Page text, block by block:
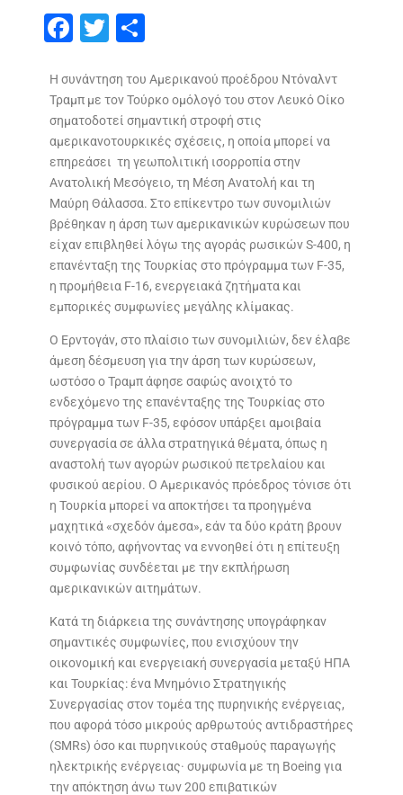
F
e
b
o
o
k
T
itt
er
S
ar
e
Η συνάντηση του Αμερικανού προέδρου Ντόναλντ
Τραμπ με τον Τούρκο ομόλογό του στον Λευκό Οίκο
σηματοδοτεί σημαντική στροφή στις
αμερικανοτουρκικές σχέσεις, η οποία μπορεί να
επηρεάσει τη γεωπολιτική ισορροπία στην
Ανατολική Μεσόγειο, τη Μέση Ανατολή και τη
Μαύρη Θάλασσα. Στο επίκεντρο των συνομιλιών
βρέθηκαν η άρση των αμερικανικών κυρώσεων που
είχαν επιβληθεί λόγω της αγοράς ρωσικών S-400, η
επανένταξη της Τουρκίας στο πρόγραμμα των F-35,
η προμήθεια F-16, ενεργειακά ζητήματα και
εμπορικές συμφωνίες μεγάλης κλίμακας.
Ο Ερντογάν, στο πλαίσιο των συνομιλιών, δεν έλαβε
άμεση δέσμευση για την άρση των κυρώσεων,
ωστόσο ο Τραμπ άφησε σαφώς ανοιχτό το
ενδεχόμενο της επανένταξης της Τουρκίας στο
πρόγραμμα των F-35, εφόσον υπάρξει αμοιβαία
συνεργασία σε άλλα στρατηγικά θέματα, όπως η
αναστολή των αγορών ρωσικού πετρελαίου και
φυσικού αερίου. Ο Αμερικανός πρόεδρος τόνισε ότι
η Τουρκία μπορεί να αποκτήσει τα προηγμένα
μαχητικά «σχεδόν άμεσα», εάν τα δύο κράτη βρουν
κοινό τόπο, αφήνοντας να εννοηθεί ότι η επίτευξη
συμφωνίας συνδέεται με την εκπλήρωση
αμερικανικών αιτημάτων.
Κατά τη διάρκεια της συνάντησης υπογράφηκαν
σημαντικές συμφωνίες, που ενισχύουν την
οικονομική και ενεργειακή συνεργασία μεταξύ ΗΠΑ
και Τουρκίας: ένα Μνημόνιο Στρατηγικής
Συνεργασίας στον τομέα της πυρηνικής ενέργειας,
που αφορά τόσο μικρούς αρθρωτούς αντιδραστήρες
(SMRs) όσο και πυρηνικούς σταθμούς παραγωγής
ηλεκτρικής ενέργειας· συμφωνία με τη Boeing για
την απόκτηση άνω των 200 επιβατικών